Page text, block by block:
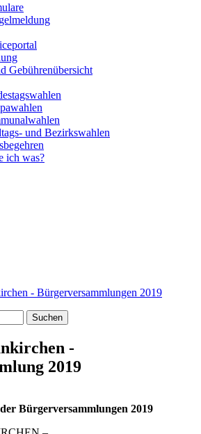
Gebührenübersicht
und Bezirkswahlen
ich was?
- Bürgerversammlungen 2019
Suchen
-
2019
Bürgerversammlungen 2019